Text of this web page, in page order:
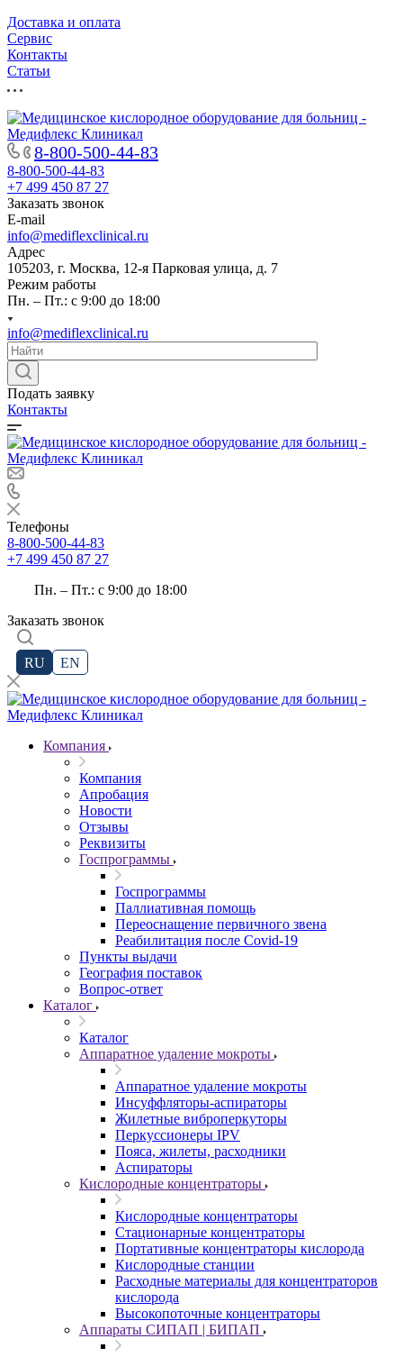
Доставка и оплата
Cервис
Контакты
Статьи
8-800-500-44-83
8-800-500-44-83
+7 499 450 87 27
Заказать звонок
E-mail
info@mediflexclinical.ru
Адрес
105203, г. Москва, 12-я Парковая улица, д. 7
Режим работы
Пн. – Пт.: с 9:00 до 18:00
info@mediflexclinical.ru
Подать заявку
Контакты
Телефоны
8-800-500-44-83
+7 499 450 87 27
Пн. – Пт.: с 9:00 до 18:00
Заказать звонок
RU EN
Компания
Компания
Апробация
Новости
Отзывы
Реквизиты
Госпрограммы
Госпрограммы
Паллиативная помощь
Переоснащение первичного звена
Реабилитация после Covid-19
Пункты выдачи
География поставок
Вопрос-ответ
Каталог
Каталог
Аппаратное удаление мокроты
Аппаратное удаление мокроты
Инсуффляторы-аспираторы
Жилетные виброперкуторы
Перкуссионеры IPV
Пояса, жилеты, расходники
Аспираторы
Кислородные концентраторы
Кислородные концентраторы
Стационарные концентраторы
Портативные концентраторы кислорода
Кислородные станции
Расходные материалы для концентраторов
кислорода
Высокопоточные концентраторы
Аппараты СИПАП | БИПАП